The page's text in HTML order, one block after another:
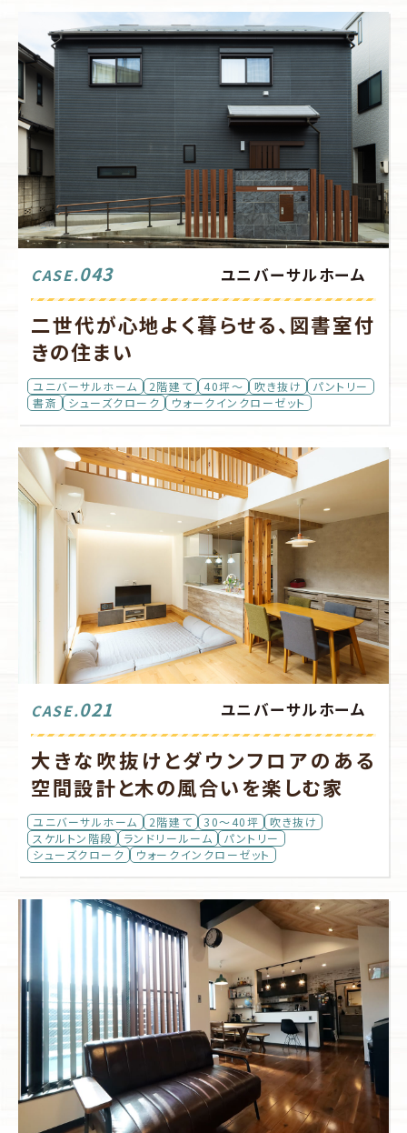
CASE.043 ユニバーサルホーム
二世代が心地よく暮らせる、図書室付
きの住まい
ユニバーサルホーム 2階建て 40坪～ 吹き抜け
パントリー
書斎
シューズクローク ウォークインクローゼット
CASE.021 ユニバーサルホーム
大きな吹抜けとダウンフロアのある
空間設計と木の風合いを楽しむ家
ユニバーサルホーム 2階建て 30～40坪
吹き抜け
スケルトン階段
ランドリールーム
パントリー
シューズクローク
ウォークインクローゼット